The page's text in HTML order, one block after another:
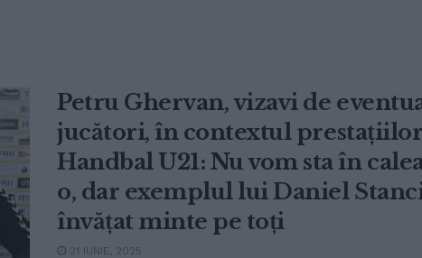
Petru Ghervan, vizavi de
jucători, în contextul
Handbal U21: Nu vom sta în
o, dar exemplul lui Daniel
învățat minte pe toți
21 IUNIE, 2025